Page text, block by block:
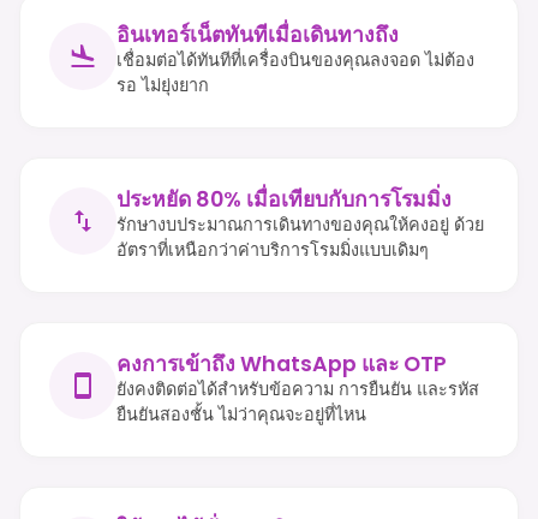
อินเทอร์เน็ตทันทีเมื่อเดินทางถึง
เชื่อมต่อได้ทันทีที่เครื่องบินของคุณลงจอด ไม่ต้อง
รอ ไม่ยุ่งยาก
ประหยัด 80% เมื่อเทียบกับการโรมมิ่ง
รักษางบประมาณการเดินทางของคุณให้คงอยู่ ด้วย
อัตราที่เหนือกว่าค่าบริการโรมมิ่งแบบเดิมๆ
คงการเข้าถึง WhatsApp และ OTP
ยังคงติดต่อได้สำหรับข้อความ การยืนยัน และรหัส
ยืนยันสองชั้น ไม่ว่าคุณจะอยู่ที่ไหน